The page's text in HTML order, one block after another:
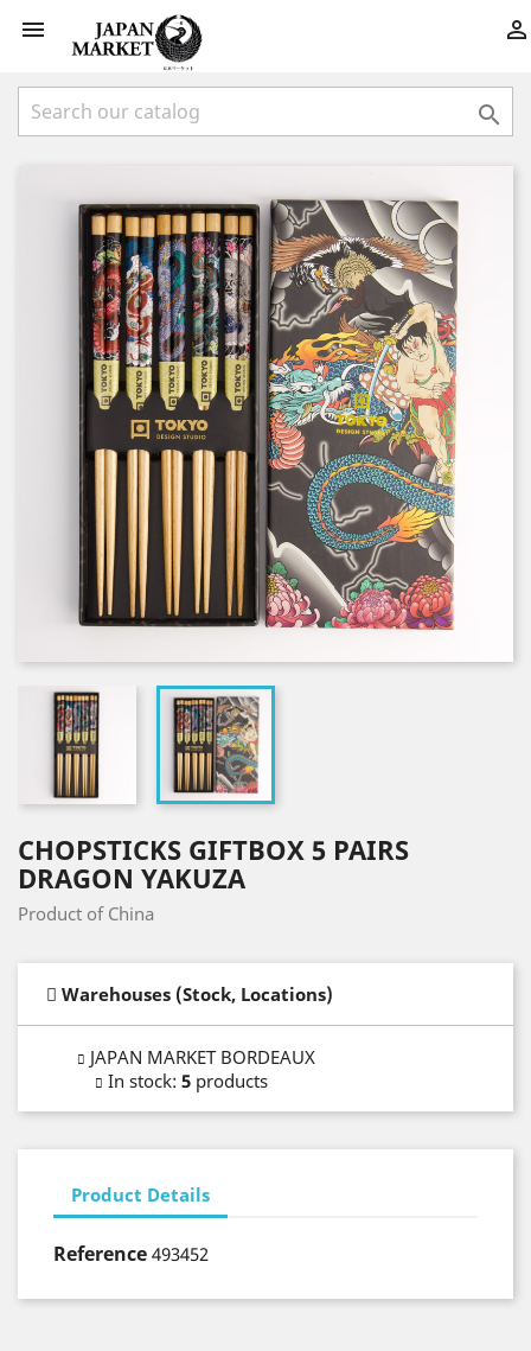
 

CHOPSTICKS GIFTBOX 5 PAIRS
DRAGON YAKUZA
Product of China
Warehouses (Stock, Locations)
JAPAN MARKET BORDEAUX
In stock: 5 products
Product Details
Reference 493452